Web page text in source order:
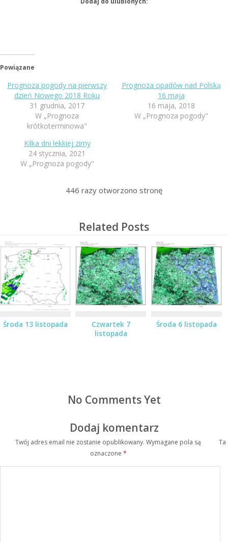
Powiązane
Prognoza pogody na pierwszy
dzień Nowego 2018 Roku
31 grudnia, 2017
W „Prognoza
krótkoterminowa"
Prognoza opadów nad Polską
16 maja
16 maja, 2018
W „Prognoza pogody"
Kilka dni lekkiej zimy
24 stycznia, 2021
W „Prognoza pogody"
446 razy otworzono stronę
Related Posts
Środa 13 listopada
Czwartek 7
listopada
Środa 6 listopada
No Comments Yet
Dodaj komentarz
Twój adres email nie zostanie opublikowany. Wymagane pola są
oznaczone *
Ta